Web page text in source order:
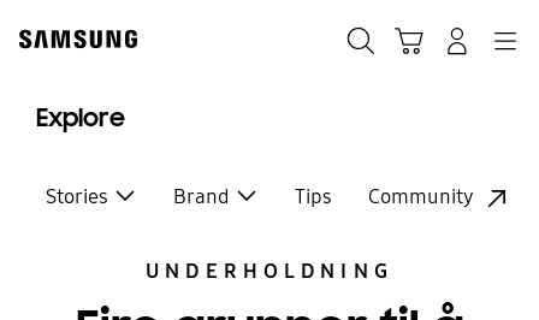
content
Explore
Stories Brand Tips Community
UNDERHOLDNING